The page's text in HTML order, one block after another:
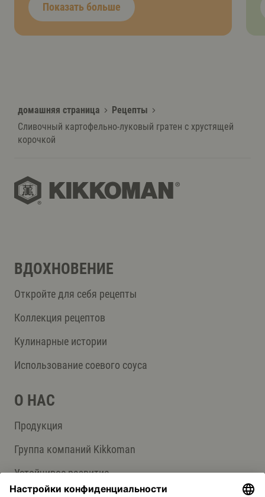
Показать больше
домашняя страница
Рецепты
Сливочный картофельно-луковый гратен с хрустящей
корочкой
ВДОХНОВЕНИЕ
Откройте для себя рецепты
Коллекция рецептов
Кулинарные истории
Использование соевого соуса
О НАС
Продукция
Группа компаний Kikkoman
Устойчивое развитие